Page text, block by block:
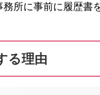
務所に事前に履歴書
る理由